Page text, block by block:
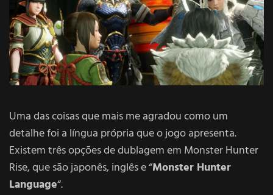
Uma das coisas que mais me agradou como um
detalhe foi a língua própria que o jogo apresenta.
Existem três opções de dublagem em Monster Hunter
Rise, que são japonês, inglês e “Monster Hunter
Language“.